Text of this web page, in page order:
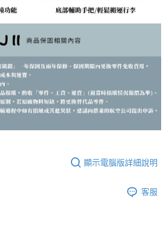
顯示電腦版詳細說明
客服